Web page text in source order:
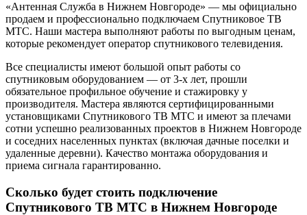
«Антенная Служба в Нижнем Новгороде» — мы официально
продаем и профессионально подключаем Спутниковое ТВ
МТС. Наши мастера выполняют работы по выгодным ценам,
которые рекомендует оператор спутникового телевидения.
Все специалисты имеют большой опыт работы со
спутниковым оборудованием — от 3-х лет, прошли
обязательное профильное обучение и стажировку у
производителя. Мастера являются сертифицированными
установщиками Спутникового ТВ МТС и имеют за плечами
сотни успешно реализованных проектов в Нижнем Новгороде
и соседних населенных пунктах (включая дачные поселки и
удаленные деревни). Качество монтажа оборудования и
приема сигнала гарантированно.
Сколько будет стоить подключение
Спутникового ТВ МТС в Нижнем Новгороде